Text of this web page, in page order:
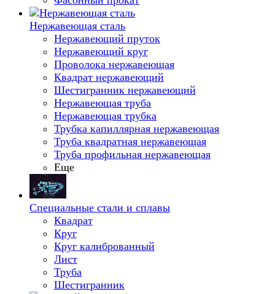
Нержавеющая сталь
Нержавеющий пруток
Нержавеющий круг
Проволока нержавеющая
Квадрат нержавеющий
Шестигранник нержавеющий
Нержавеющая труба
Нержавеющая трубка
Трубка капиллярная нержавеющая
Труба квадратная нержавеющая
Труба профильная нержавеющая
Еще
Специальные стали и сплавы
Квадрат
Круг
Круг калиброванный
Лист
Труба
Шестигранник